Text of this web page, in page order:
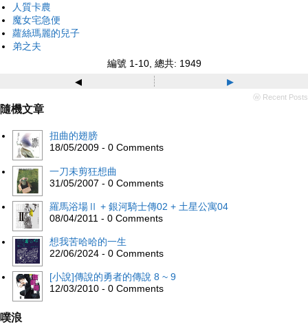
人質卡農
魔女宅急便
蘿絲瑪麗的兒子
弟之夫
編號 1-10, 總共: 1949
◂ ▸
ⓦ Recent Posts
隨機文章
扭曲的翅膀
18/05/2009 - 0 Comments
一刀未剪狂想曲
31/05/2007 - 0 Comments
羅馬浴場Ⅱ + 銀河騎士傳02 + 土星公寓04
08/04/2011 - 0 Comments
想我苦哈哈的一生
22/06/2024 - 0 Comments
[小說]傳說的勇者的傳說 8 ~ 9
12/03/2010 - 0 Comments
噗浪